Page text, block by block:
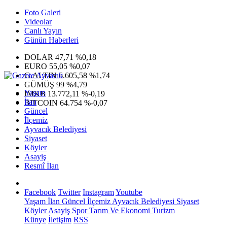
Foto Galeri
Videolar
Canlı Yayın
Günün Haberleri
DOLAR 47,71 %0,18
EURO 55,05 %0,07
G.ALTIN6.605,58 %1,74
GÜMÜŞ 99 %4,79
IMKB 13.772,11 %-0,19
BITCOIN 64.754 %-0,07
Yaşam
İlan
Güncel
İlçemiz
Ayvacık Belediyesi
Siyaset
Köyler
Asayiş
Resmî İlan
Facebook Twitter InstagramYoutube
Yaşam İlan Güncel İlçemiz Ayvacık Belediyesi Siyaset
KöylerAsayiş SporTarım Ve Ekonomi Turizm
Künye İletişim RSS